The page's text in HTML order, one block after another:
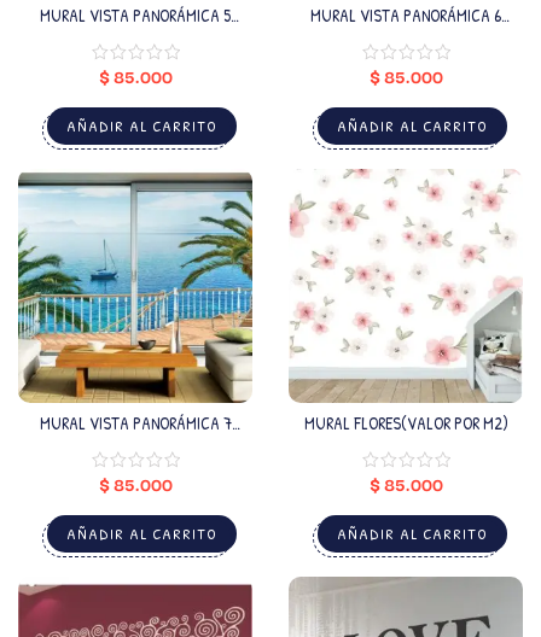
MURAL VISTA PANORÁMICA 5
$85.000
AÑADIR AL CARRITO
MURAL VISTA PANORÁMICA 6
$85.000
AÑADIR AL CARRITO
MURAL VISTA PANORÁMICA 7
$85.000
AÑADIR AL CARRITO
MURAL FLORES(VALOR POR M2)
$85.000
AÑADIR AL CARRITO